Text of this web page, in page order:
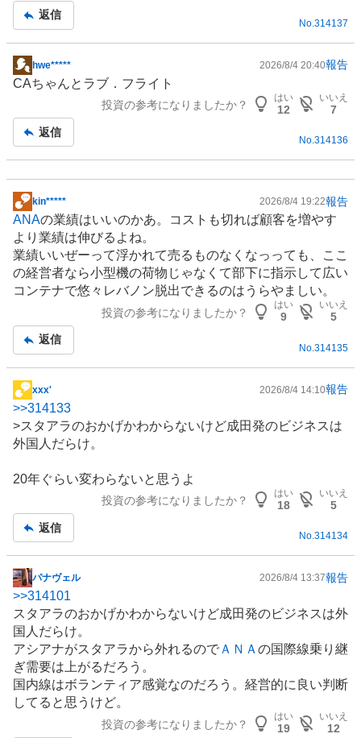
返信
No.314137
掲
示
事
hwe***** 2026/8/4 20:40報告
CAちゃんとラブ．フライト
投資の参考になりましたか？
はい
12
いいえ
7
返信
No.314136
掲
示
板
記
事
kin***** 2026/8/4 19:22報告
ANAの業績はいいのかあ。コストも切れば顧客を増やす
より業績は伸びるよね。
業績いいぜーって浮かれて売るものなくなっっても、ここ
の経営者なら小型機の荷物じゃなくて部下に指示して広い
コンテナで悠々レバノン脱出できるのはうらやましい。
投資の参考になりましたか？
はい
9
いいえ
5
返信
No.314135
掲
示
板
記
xxx' 2026/8/4 14:10報告
>>314133
>スタアラのおかげかわからないけど成田発のビジネスは
外国人だらけ。
20年ぐらい変わらないと思うよ
投資の参考になりましたか？
はい
18
いいえ
5
返信
No.314134
掲
示
板
記
事
パナヴェル 2026/8/4 13:37報告
>>314101
スタアラのおかげかわからないけど成田発のビジネスは外
国人だらけ。
アシアナがスタアラから外れるのでＡＮＡの国際線乗り継
ぎ需要は上がるだろう。
国内線はボランティア感覚なのだろう。経営的に良い判断
してると思うけど。
投資の参考になりましたか？
はい
19
いいえ
12